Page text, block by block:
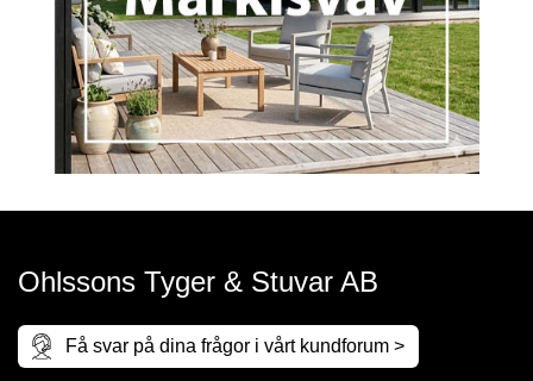
Ohlssons Tyger & Stuvar AB
Få svar på dina frågor i vårt kundforum >